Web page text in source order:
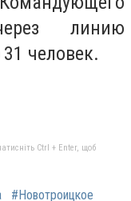
линию
человек.
Ctrl + Enter, щоб
#Новотроицкое